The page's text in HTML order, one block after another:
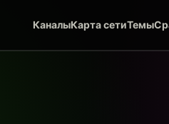
КаналыКарта сетиТемы